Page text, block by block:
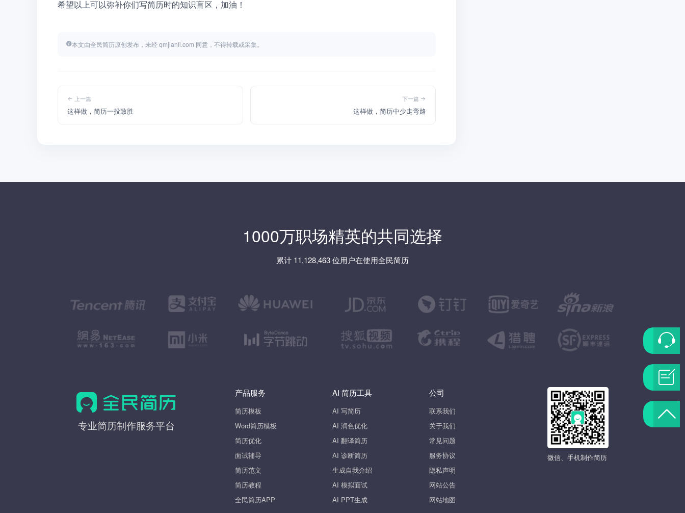
希望以上可以弥补你们写简历时的知识盲区，加油！
本文由全民简历原创发布，未经 qmjianli.com 同意，不得转载或采集。
上一篇
这样做，简历一投致胜
下一篇
这样做，简历中少走弯路
1000万职场精英的共同选择
累计 11,128,463 位用户在使用全民简历
全
专业简历制作服务平台
产品服务
简历模板
Word简历模板
简历优化
面试辅导
简历范文
简历教程
全民简历APP
AI 简历工具
AI 写简历
AI 润色优化
AI 翻译简历
AI 诊断简历
生成自我介绍
AI 模拟面试
AI PPT生成
公司
联系我们
关于我们
常见问题
服务协议
隐私声明
网站公告
网站地图
微信、手机制作简历
联
系
客
服
题
反
返